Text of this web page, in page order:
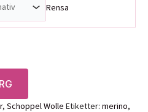
Rensa
, Schoppel Wolle Etiketter: merino,